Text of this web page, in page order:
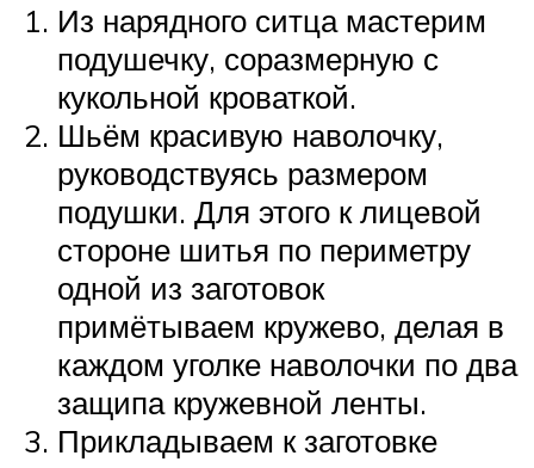
Из нарядного ситца мастерим
подушечку, соразмерную с
кукольной кроваткой.
Шьём красивую наволочку,
руководствуясь размером
подушки. Для этого к лицевой
стороне шитья по периметру
одной из заготовок
примётываем кружево, делая в
каждом уголке наволочки по два
защипа кружевной ленты.
Прикладываем к заготовке